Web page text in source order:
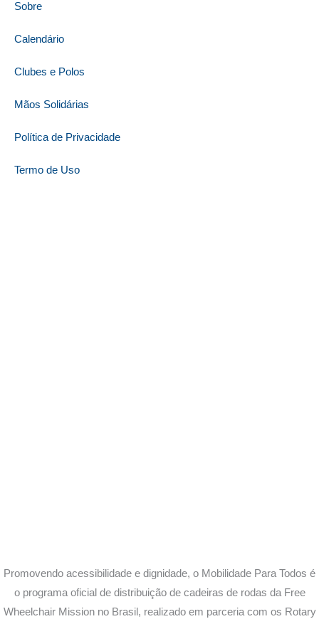
Promovendo acessibilidade e dignidade, o Mobilidade Para Todos é
o programa oficial de distribuição de cadeiras de rodas da Free
Wheelchair Mission no Brasil, realizado em parceria com os Rotary
Sobre
Calendário
Clubes e Polos
Mãos Solidárias
Política de Privacidade
Termo de Uso